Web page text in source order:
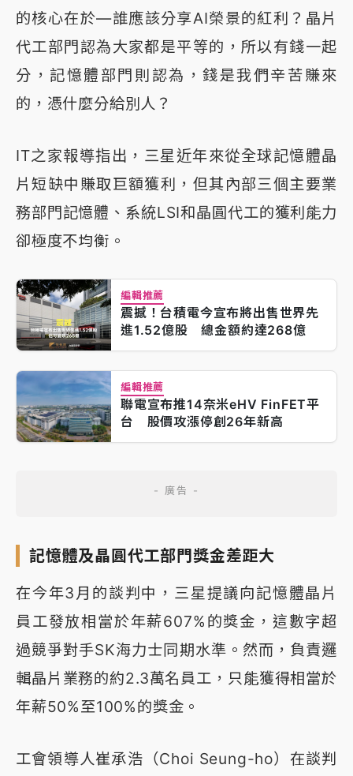
的核心在於—誰應該分享AI榮景的紅利？晶片
代工部門認為大家都是平等的，所以有錢一起
分，記憶體部門則認為，錢是我們辛苦賺來
的，憑什麼分給別人？
IT之家報導指出，三星近年來從全球記憶體晶
片短缺中賺取巨額獲利，但其內部三個主要業
務部門記憶體、系統LSI和晶圓代工的獲利能力
卻極度不均衡。
編輯推薦
震撼！台積電今宣布將出售世界先
進1.52億股 總金額約達268億
編輯推薦
聯電宣布推14奈米eHV FinFET平
台 股價攻漲停創26年新高
記憶體及晶圓代工部門獎金差距大
在今年3月的談判中，三星提議向記憶體晶片
員工發放相當於年薪607%的獎金，這數字超
過競爭對手SK海力士同期水準。然而，負責邏
輯晶片業務的約2.3萬名員工，只能獲得相當於
年薪50%至100%的獎金。
工會領導人崔承浩（Choi Seung-ho）在談判